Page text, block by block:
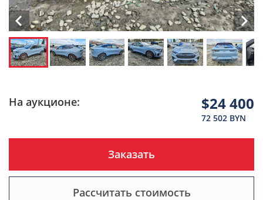
На аукционе: $24 400
72 502 BYN
Заказать
Рассчитать стоимость